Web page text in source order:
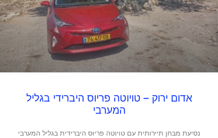
אדום ירוק – טויוטה פריוס היברידי בגליל
המערבי
נסיעת מבחן תיירותית עם טויוטה פריוס היברידית בגליל המערבי